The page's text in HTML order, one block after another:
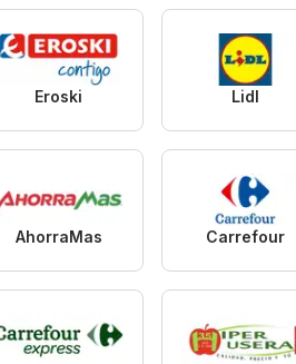
Eroski Lidl
AhorraMas Carrefour